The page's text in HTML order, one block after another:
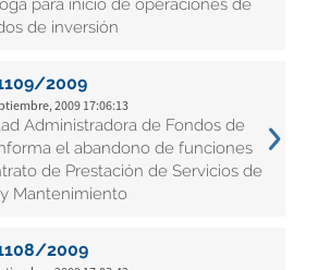
para inicio de operaciones de
de inversión
2009
2009 17:06:13
Administradora de Fondos de
el abandono de funciones
de Prestación de Servicios de
Mantenimiento
2009